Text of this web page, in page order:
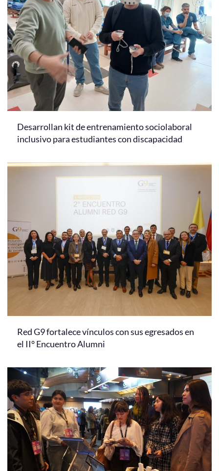
Desarrollan kit de entrenamiento sociolaboral
inclusivo para estudiantes con discapacidad
Red G9 fortalece vínculos con sus egresados en
el II° Encuentro Alumni